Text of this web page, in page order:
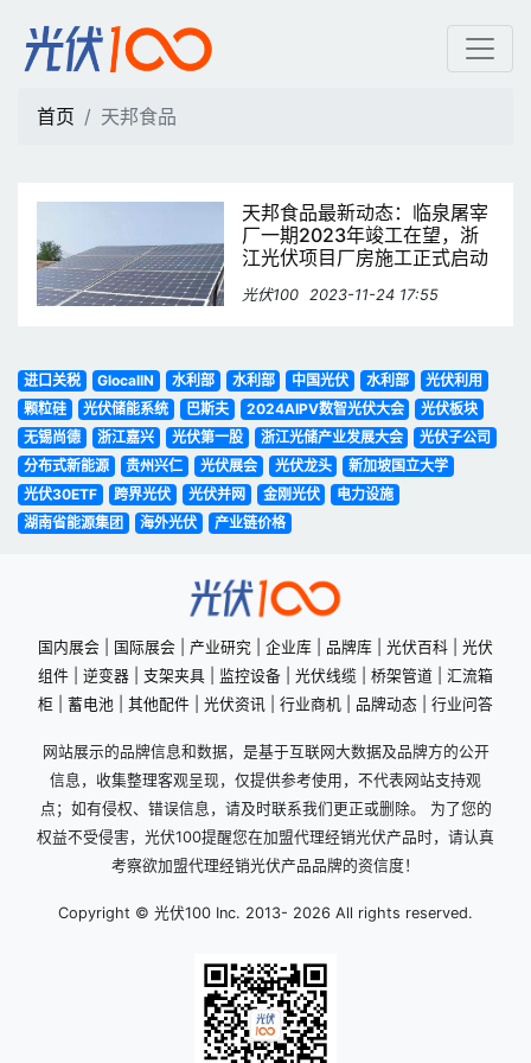
天邦食品 | 光伏100
首页 天邦食品
天邦食品最新动态：临泉屠宰
厂一期2023年竣工在望，浙
江光伏项目厂房施工正式启动
光伏100 2023-11-24 17:55
进口关税 GlocalIN 水利部 水利部 中国光伏 水利部
光伏利用
颗粒硅
光伏储能系统 巴斯夫 2024AIPV数智光伏大会
光伏板块
无锡尚德
浙江嘉兴 光伏第一股 浙江光储产业发展大会
光伏子公司
分布式新能源
贵州兴仁 光伏展会 光伏龙头
新加坡国立大学
光伏30ETF
跨界光伏 光伏并网 金刚光伏
电力设施
湖南省能源集团
海外光伏 产业链价格
国内展会 国际展会 产业研究 企业库 品牌库 光伏百科
光伏
组件
逆变器 支架夹具 监控设备 光伏线缆 桥架管道
汇流箱
柜
蓄电池 其他配件 光伏资讯 行业商机 品牌动态 行业问答
网站展示的品牌信息和数据，是基于互联网大数据及品牌方的公开
信息，收集整理客观呈现，仅提供参考使用，不代表网站支持观
点；如有侵权、错误信息，请及时联系我们更正或删除。 为了您的
权益不受侵害，光伏100提醒您在加盟代理经销光伏产品时，请认真
考察欲加盟代理经销光伏产品品牌的资信度！
Copyright © 光伏100 Inc. 2013- 2026 All rights reserved.